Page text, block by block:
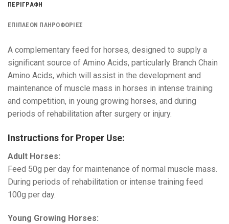
ΠΕΡΙΓΡΑΦΉ
ΕΠΙΠΛΈΟΝ ΠΛΗΡΟΦΟΡΊΕΣ
A complementary feed for horses, designed to supply a
significant source of Amino Acids, particularly Branch Chain
Amino Acids, which will assist in the development and
maintenance of muscle mass in horses in intense training
and competition, in young growing horses, and during
periods of rehabilitation after surgery or injury.
Instructions for Proper Use:
Adult Horses:
Feed 50g per day for maintenance of normal muscle mass.
During periods of rehabilitation or intense training feed
100g per day.
Young Growing Horses: